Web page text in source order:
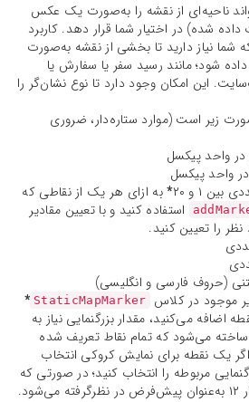
ناحیه‌ای از نقشه را به‌صورت یک عکس
شده) در اختیار شما قرار دهد. کاربرد
نیاز دارید تا بخشی از نقشه به‌صورت
شود؛ مانند رسید سفر یا سفارش یا
این امکان وجود دارد تا نوع نشان‌گر را
زیر است (موارد ستاره‌دار، ضروری
واحد پیکسل
واحد پیکسل
۱ و ۲۰ *به ازای هر یک از نقاطی که
استفاده کنید و با تعیین مقادیر
را تعیین کنید.
(حروف فارسی و انگلیسی)
موجود در کلاس StaticMapMarker
*
می‌کنید، مقدار بزرگنمایی نیاز به
می‌شود که تمام نقاط تعریف شده
اگر یک نقطه برای نمایش کروکی انتخاب
مربوطه را انتخاب کنید؛ در صورتی که